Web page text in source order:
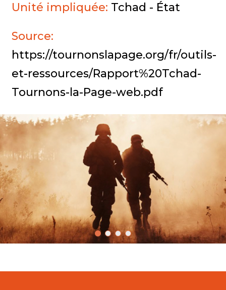
Unité impliquée: Tchad - État
Source:
https://tournonslapage.org/fr/outils-
et-ressources/Rapport%20Tchad-
Tournons-la-Page-web.pdf